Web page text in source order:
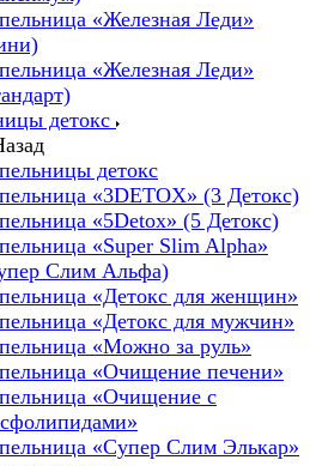
«Железная Леди»
«Железная Леди»
детокс
детокс
«3DETOX» (3 Детокс)
«5Detox» (5 Детокс)
«Super Slim Alpha»
Слим Альфа)
«Детокс для женщин»
«Детокс для мужчин»
«Можно за руль»
«Очищение печени»
«Очищение с
«Супер Слим Элькар»